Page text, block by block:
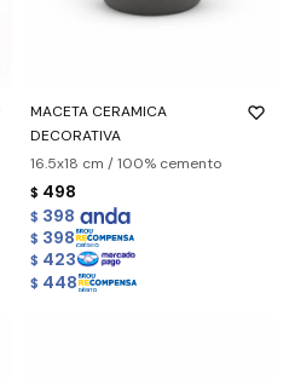
MACETA CERAMICA
DECORATIVA
16.5x18 cm / 100% cemento
$ 498
$ 398
$ 398
$ 423
$ 448